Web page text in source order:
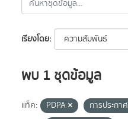
เรียงโดย
พบ 1 ชุดข้อมูล
แท็ค: PDPA การประกาศ